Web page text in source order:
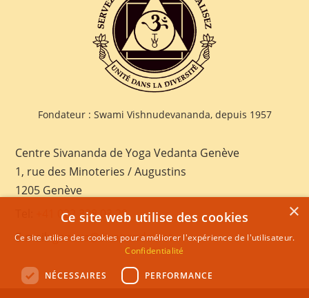
Fondateur : Swami Vishnudevananda, depuis 1957
Centre Sivananda de Yoga Vedanta Genève
1, rue des Minoteries / Augustins
1205 Genève
+41 022 328 03 28
E-mail:geneva@sivananda.net
×
Ce site web utilise des cookies
Ce site utilise des cookies pour améliorer l'expérience de l'utilisateur.
Confidentialité
NÉCESSAIRES PERFORMANCE